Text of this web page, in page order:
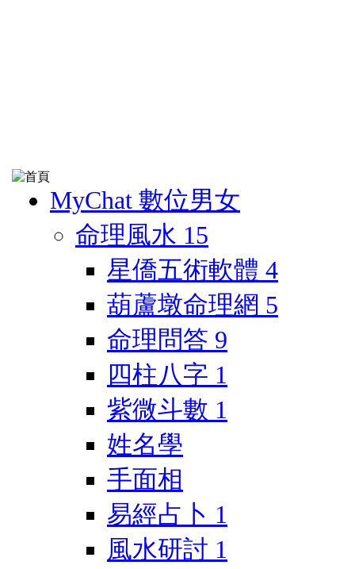
MyChat 數位男女
命理風水 15
星僑五術軟體 4
葫蘆墩命理網 5
命理問答 9
四柱八字 1
紫微斗數 1
姓名學
手面相
易經占卜 1
風水研討 1